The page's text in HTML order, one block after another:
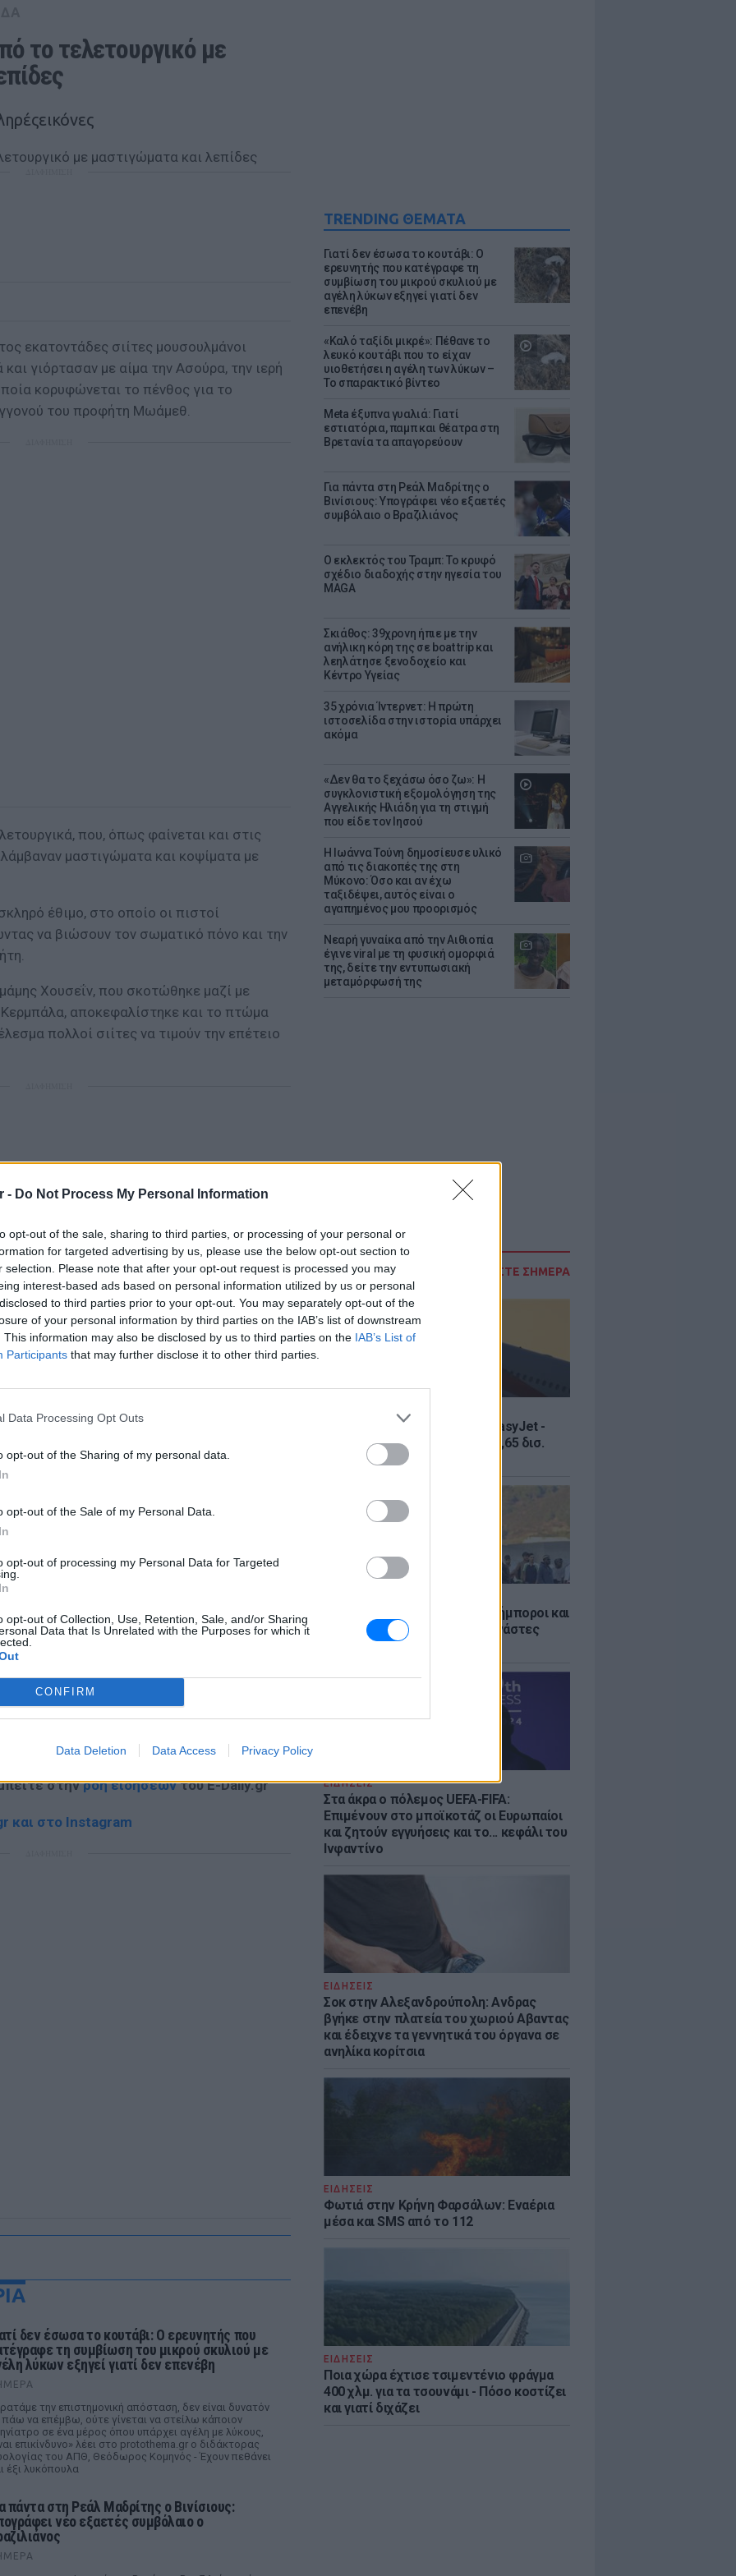
- Do Not Process My Personal Information
opt-out of the sale, sharing to third parties, or processing of your personal or
for targeted advertising by us, please use the below opt-out section to
selection. Please note that after your opt-out request is processed you may
interest-based ads based on personal information utilized by us or personal
to third parties prior to your opt-out. You may separately opt-out of the
of your personal information by third parties on the IAB’s list of downstream
This information may also be disclosed by us to third parties on the IAB’s List of
Participants that may further disclose it to other third parties.
Data Processing Opt Outs
opt-out of the Sharing of my personal data.
opt-out of the Sale of my Personal Data.
opt-out of processing my Personal Data for Targeted
opt-out of Collection, Use, Retention, Sale, and/or Sharing
Data that Is Unrelated with the Purposes for which it
CONFIRM
Data Deletion Data Access Privacy Policy
TRENDING ΘΕΜΑΤΑ
Γιατί δεν έσωσα το κουτάβι: Ο
ερευνητής που κατέγραφε τη
συμβίωση του μικρού σκυλιού με
αγέλη λύκων εξηγεί γιατί δεν
επενέβη
«Καλό ταξίδι μικρέ»: Πέθανε το
λευκό κουτάβι που το είχαν
υιοθετήσει η αγέλη των λύκων –
Το σπαρακτικό βίντεο
Meta έξυπνα γυαλιά: Γιατί
εστιατόρια, παμπ και θέατρα στη
Βρετανία τα απαγορεύουν
Για πάντα στη Ρεάλ Μαδρίτης ο
Βινίσιους: Υπογράφει νέο εξαετές
συμβόλαιο ο Βραζιλιάνος
Ο εκλεκτός του Τραμπ: Το κρυφό
σχέδιο διαδοχής στην ηγεσία του
MAGA
Σκιάθος: 39χρονη ήπιε με την
ανήλικη κόρη της σε boat trip και
λεηλάτησε ξενοδοχείο και
Κέντρο Υγείας
35 χρόνια Ίντερνετ: Η πρώτη
ιστοσελίδα στην ιστορία υπάρχει
ακόμα
«Δεν θα το ξεχάσω όσο ζω»: Η
συγκλονιστική εξομολόγηση της
Αγγελικής Ηλιάδη για τη στιγμή
που είδε τον Ιησού
Η Ιωάννα Τούνη δημοσίευσε υλικό
από τις διακοπές της στη
Μύκονο: Όσο και αν έχω
ταξιδέψει, αυτός είναι ο
αγαπημένος μου προορισμός
Νεαρή γυναίκα από την Αιθιοπία
έγινε viral με τη φυσική ομορφιά
της, δείτε την εντυπωσιακή
μεταμόρφωσή της
ΔΙΑΒΑΣΤΕ ΣΗΜΕΡΑ
Συμφωνία εξαγοράς για την EasyJet -
Στην αμερικανική Appolo για 6,65 δισ.
Θέουτα: «Οι κάτοικοι είναι ανήμποροι και
γεμάτοι αγωνία» - 5.000 μετανάστες
παραμένουν στην περιοχή
ΕΙΔΗΣΕΙΣ
Στα άκρα ο πόλεμος UEFA-FIFA:
Επιμένουν στο μποϊκοτάζ οι Ευρωπαίοι
και ζητούν εγγυήσεις και το... κεφάλι του
Ινφαντίνο
ΕΙΔΗΣΕΙΣ
Σοκ στην Αλεξανδρούπολη: Ανδρας
βγήκε στην πλατεία του χωριού Αβαντας
και έδειχνε τα γεννητικά του όργανα σε
ανηλίκα κορίτσια
ΕΙΔΗΣΕΙΣ
Φωτιά στην Κρήνη Φαρσάλων: Εναέρια
μέσα και SMS από το 112
ΕΙΔΗΣΕΙΣ
Ποια χώρα έχτισε τσιμεντένιο φράγμα
400 χλμ. για τα τσουνάμι - Πόσο κοστίζει
και γιατί διχάζει
τo τελετουργικό με
εκατοντάδες σιίτες μουσουλμάνοι
γιόρτασαν με αίμα την Ασούρα, την ιερή
κορυφώνεται το πένθος για το
του προφήτη Μωάμεθ.
που, όπως φαίνεται και στις
μαστιγώματα και κοψίματα με
έθιμο, στο οποίο οι πιστοί
να βιώσουν τον σωματικό πόνο και την
Χουσεΐν, που σκοτώθηκε μαζί με
αποκεφαλίστηκε και το πτώμα
πολλοί σιίτες να τιμούν την επέτειο
ΔΙΑΦΗΜΙΣΗ
στο
στηνροή ειδήσεωντου E-Daily.gr
και στο Instagram
δεν έσωσα το κουτάβι: Ο ερευνητής που
τη συμβίωση του μικρού σκυλιού με
λύκων εξηγεί γιατί δεν επενέβη
την επιστημονική απόσταση, δεν είναι δυνατόν
πάω να επέμβω, ούτε γίνεται να στείλω κάποιον
σε ένα μέρος όπου υπάρχει αγέλη με λύκους,
επικίνδυνο» λέει στο protothema.gr ο διδάκτορας
του ΑΠΘ, Θεόδωρος Κομηνός - Έχουν πεθάνει
έξι λυκόπουλα
πάντα στη Ρεάλ Μαδρίτης ο Βινίσιους:
νέο εξαετές συμβόλαιο ο